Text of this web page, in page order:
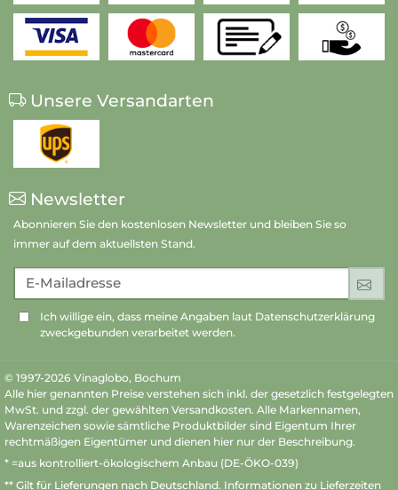
Unsere Versandarten
Newsletter
Abonnieren Sie den kostenlosen Newsletter und bleiben Sie so
immer auf dem aktuellsten Stand.
E-Mailadresse
Ich willige ein, dass meine Angaben laut Datenschutzerklärung
zweckgebunden verarbeitet werden.
© 1997-2026 Vinaglobo, Bochum
Alle hier genannten Preise verstehen sich inkl. der gesetzlich festgelegten
MwSt. und zzgl. der gewählten Versandkosten. Alle Markennamen,
Warenzeichen sowie sämtliche Produktbilder sind Eigentum Ihrer
rechtmäßigen Eigentümer und dienen hier nur der Beschreibung.
* =aus kontrolliert-ökologischem Anbau (DE-ÖKO-039)
** Gilt für Lieferungen nach Deutschland. Informationen zu Lieferzeiten